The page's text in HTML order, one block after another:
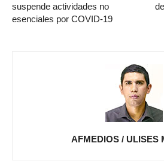
suspende actividades no
esenciales por COVID-19
AFMEDIOS / ULISES